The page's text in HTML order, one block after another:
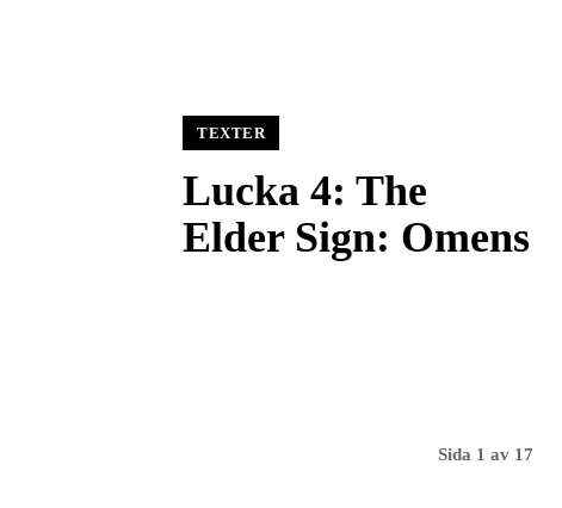
TEXTER
Lucka 4: The
Elder Sign: Omens
Sida 1 av 17